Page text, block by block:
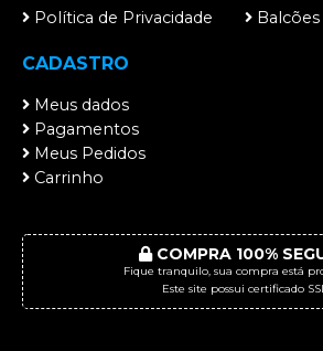
Política de Privacidade
Balcões
CADASTRO
Meus dados
Pagamentos
Meus Pedidos
Carrinho
COMPRA 100%
Fique tranquilo, sua compra está
Este site possui certificado